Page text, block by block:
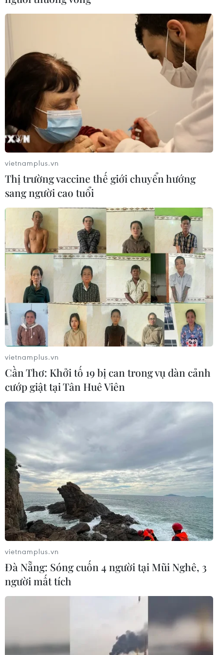
vietnamplus.vn
Thị trường vaccine thế giới chuyển hướng
sang người cao tuổi
vietnamplus.vn
Cần Thơ: Khởi tố 19 bị can trong vụ dàn cảnh
cướp giật tại Tân Huê Viên
vietnamplus.vn
Đà Nẵng: Sóng cuốn 4 người tại Mũi Nghê, 3
người mất tích